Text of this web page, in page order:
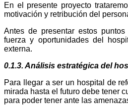
En el presente proyecto
motivación y retribución del
Antes de presentar estos
fuerza y oportunidades del
externa.
0.1.3. Análisis estratégica del
Para llegar a ser un hospital de
mirada hasta el futuro debe tener
para poder tener ante las